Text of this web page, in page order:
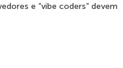
e “vibe coders” devem